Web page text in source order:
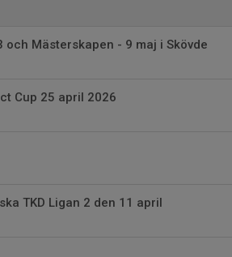
och Mästerskapen - 9 maj i Skövde
Cup 25 april 2026
TKD Ligan 2 den 11 april